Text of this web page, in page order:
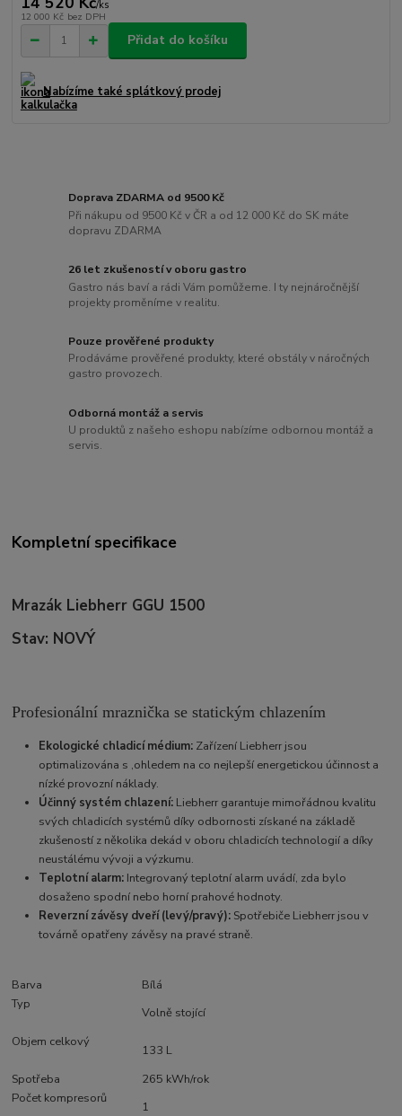
/ks
12 000 Kč bez DPH
Přidat do košíku
Nabízíme také splátkový prodej
Doprava ZDARMA od 9500 Kč
Při nákupu od 9500 Kč v ČR a od 12 000 Kč do SK máte
dopravu ZDARMA
26 let zkušeností v oboru gastro
Gastro nás baví a rádi Vám pomůžeme. I ty nejnáročnější
projekty proměníme v realitu.
Pouze prověřené produkty
Prodáváme prověřené produkty, které obstály v náročných
gastro provozech.
Odborná montáž a servis
U produktů z našeho eshopu nabízíme odbornou montáž a
servis.
Kompletní specifikace
Mrazák Liebherr GGU 1500
Stav: NOVÝ
Profesionální mraznička se statickým chlazením
Ekologické chladicí médium: Zařízení Liebherr jsou
optimalizována s ,ohledem na co nejlepší energetickou účinnost a
nízké provozní náklady.
Účinný systém chlazení: Liebherr garantuje mimořádnou kvalitu
svých chladicích systémů díky odbornosti získané na základě
zkušeností z několika dekád v oboru chladicích technologií a díky
neustálému vývoji a výzkumu.
Teplotní alarm: Integrovaný teplotní alarm uvádí, zda bylo
dosaženo spodní nebo horní prahové hodnoty.
Reverzní závěsy dveří (levý/pravý): Spotřebiče Liebherr jsou v
továrně opatřeny závěsy na pravé straně.
Barva
Bílá
Typ
Volně stojící
Objem celkový
133 L
Spotřeba
265 kWh/rok
Počet kompresorů
1